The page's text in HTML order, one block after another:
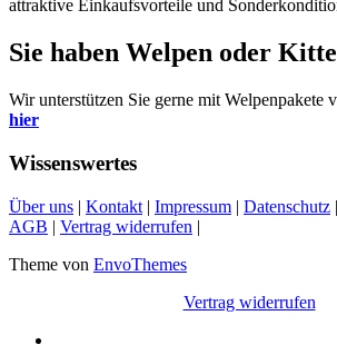
attraktive Einkaufsvorteile und
Sie haben Welpen oder
Wir unterstützen Sie gerne mit Welpenpakete
hier
Wissenswertes
Über uns | Kontakt | Impressum | Datenschutz |
AGB | Vertrag widerrufen |
Theme von EnvoThemes
Vertrag widerrufen